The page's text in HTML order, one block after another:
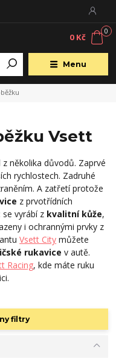
Menu
0
0 Kč
Vsett
několika důvodů. Zaprvé
rychlostech. Zadruhé
A zatřetí protože
z prvotřídních
se vyrábí z kvalitní kůže,
i ochrannými prvky z
Vsett City můžete
rukavice v autě.
Racing, kde máte ruku
filtry